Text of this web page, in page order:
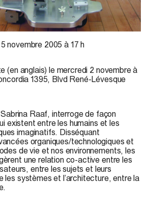
novembre 2005 à 17 h
(en anglais) le mercredi 2 novembre à
1395, Blvd René-Lévesque
Sabrina Raaf, interroge de façon
existent entre les humains et les
imaginatifs. Disséquant
organiques/technologiques et
de vie et nos environnements, les
une relation co-active entre les
entre les sujets et leurs
les systèmes et l’architecture, entre la